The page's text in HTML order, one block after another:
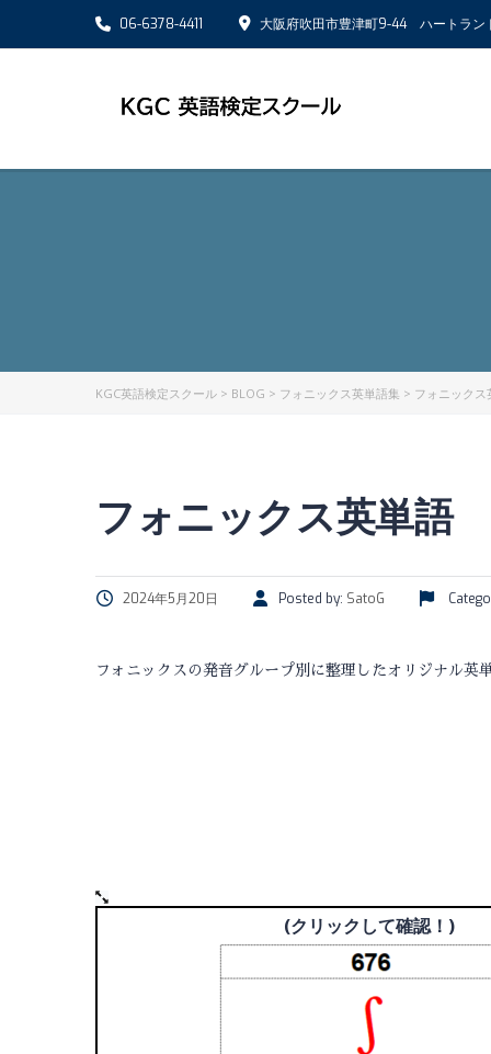
大阪府吹田市豊津町9-44 ハートラン
06-6378-4411
KGC英語検定スクール > BLOG > フォニックス英単語集 > フォニック
フォニックス英単語
2024年5月20日 Posted by: SatoG
フォニックスの発音グループ別に整理したオリジナル
(クリックして確認！)
(クリックして確認！)